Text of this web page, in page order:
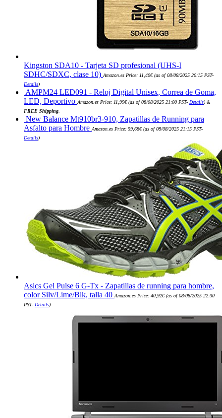
Kingston SDA10 - Tarjeta SD profesional (UHS-I
SDHC/SDXC, clase 10) Amazon.es Price: 11,40€(as of 08/08/2025 20:15 PST-
Details)
AMPM24 LED091 - Reloj Digital Unisex, Correa de Goma,
LED, Deportivo Amazon.es Price: 11,99€(as of 08/08/2025 21:00 PST- Details) &
FREE Shipping
New Balance Mt910br3-910, Zapatillas de Running para
Asfalto para Hombre Amazon.es Price: 59,68€(as of 08/08/2025 21:15 PST-
Details)
Asics Gel Pulse 6 G-Tx - Zapatillas de running para hombre,
color Silv/Lime/Blk, talla 40 Amazon.es Price: 40,92€(as of 08/08/2025 22:30
PST- Details)